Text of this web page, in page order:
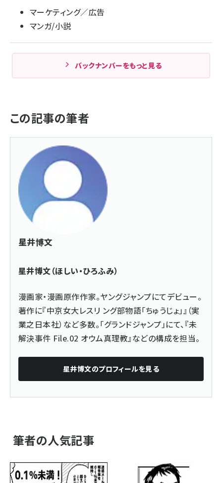
マーケティング／広告
マンガ/小説
バックナンバーをもっと見る
この記事の筆者
星井博文
星井博文（ほしい・ひろふみ）
漫画家・漫画原作作家。ヤングジャンプにてデビュー。
著作に『中京女大レスリ ング部物語「ちゅうじょ」』（実
業之日本社）など多数。「グランドジャンプ」にて、『未
解決事件 File.02 オウム真理教』などの構成を担当。
星井博文のプロフィールを見る
筆者の人気記事